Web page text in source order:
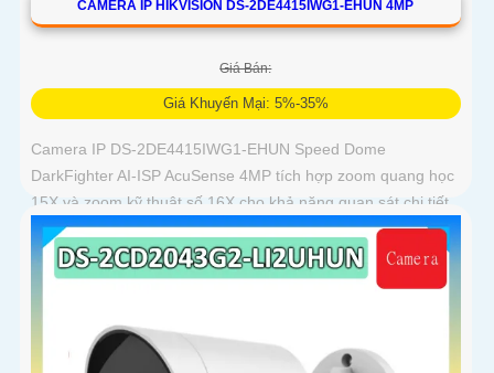
CAMERA IP HIKVISION DS-2DE4415IWG1-EHUN 4MP
Giá Bán:
Giá Khuyến Mại: 5%-35%
Camera IP DS-2DE4415IWG1-EHUN Speed Dome
DarkFighter AI-ISP AcuSense 4MP tích hợp zoom quang học
15X và zoom kỹ thuật số 16X cho khả năng quan sát chi tiết
ở khoảng cách xa, AI AcuSense nhận diện người và phương
tiện hỗ trợ chụp đồng thời tối đa 5 khuôn mặt